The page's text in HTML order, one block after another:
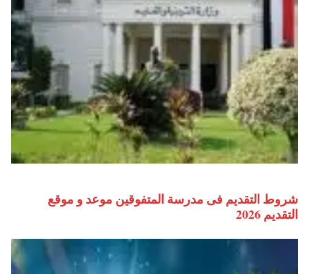
شروط التقديم فى مدرسة المتفوقين موعد و موقع
التقديم 2026